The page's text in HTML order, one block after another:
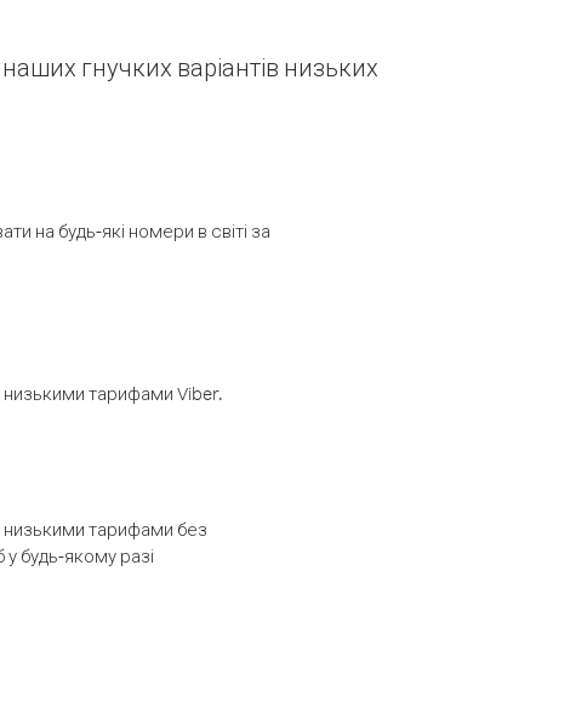
гнучких варіантів низьких
на будь-які номери в світі за
низькими тарифами Viber.
низькими тарифами без
будь-якому разі